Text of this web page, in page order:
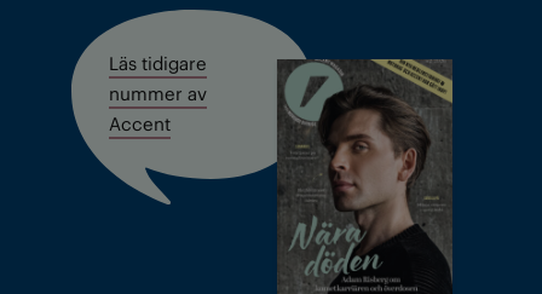
Läs tidigare
nummer av
Accent